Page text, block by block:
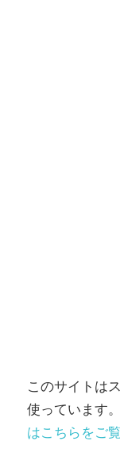
このサイトは
使っています。
はこちらをご